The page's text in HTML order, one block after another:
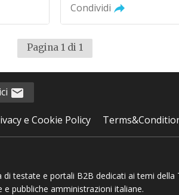
Condividi
Pagina 1 di 1
e Cookie Policy
testate e portali B2B dedicati ai temi
pubbliche amministrazioni italiane.